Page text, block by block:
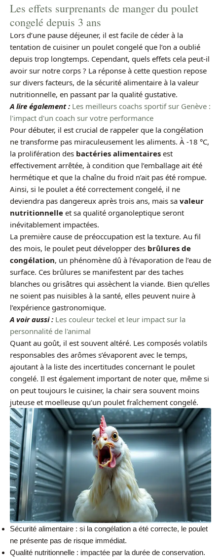
Les effets surprenants de manger du poulet
congelé depuis 3 ans
Lors d’une pause déjeuner, il est facile de céder à la
tentation de cuisiner un poulet congelé que l’on a oublié
depuis trop longtemps. Cependant, quels effets cela peut-il
avoir sur notre corps ? La réponse à cette question repose
sur divers facteurs, de la sécurité alimentaire à la valeur
nutritionnelle, en passant par la qualité gustative.
A lire également : Les meilleurs coachs sportif sur Genève :
l'impact d'un coach sur votre performance
Pour débuter, il est crucial de rappeler que la congélation
ne transforme pas miraculeusement les aliments. À -18 °C,
la prolifération des bactéries alimentaires est
effectivement arrêtée, à condition que l’emballage ait été
hermétique et que la chaîne du froid n’ait pas été rompue.
Ainsi, si le poulet a été correctement congelé, il ne
deviendra pas dangereux après trois ans, mais sa valeur
nutritionnelle et sa qualité organoleptique seront
inévitablement impactées.
La première cause de préoccupation est la texture. Au fil
des mois, le poulet peut développer des brûlures de
congélation, un phénomène dû à l’évaporation de l’eau de
surface. Ces brûlures se manifestent par des taches
blanches ou grisâtres qui assèchent la viande. Bien qu’elles
ne soient pas nuisibles à la santé, elles peuvent nuire à
l’expérience gastronomique.
A voir aussi : Les couleur teckel et leur impact sur la
personnalité de l'animal
Quant au goût, il est souvent altéré. Les composés volatils
responsables des arômes s’évaporent avec le temps,
ajoutant à la liste des incertitudes concernant le poulet
congelé. Il est également important de noter que, même si
on peut toujours le cuisiner, la chair sera souvent moins
juteuse et moelleuse qu’un poulet fraîchement congelé.
Sécurité alimentaire : si la congélation a été correcte, le poulet
ne présente pas de risque immédiat.
Qualité nutritionnelle : impactée par la durée de conservation.